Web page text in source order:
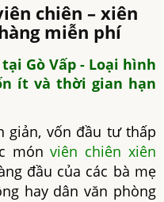
chiên – xiên
miễn phí
Gò Vấp - Loại hình
ít và thời gian hạn
giản, vốn đầu tư thấp
mónviên chiên xiên
đầu của các bà mẹ
hay dân văn phòng